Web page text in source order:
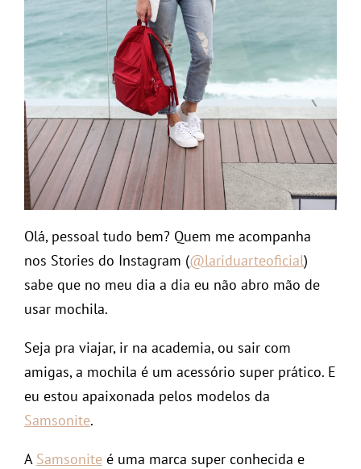
Olá, pessoal tudo bem? Quem me acompanha
nos Stories do Instagram (@lariduarteoficial)
sabe que no meu dia a dia eu não abro mão de
usar mochila.
Seja pra viajar, ir na academia, ou sair com
amigas, a mochila é um acessório super prático. E
eu estou apaixonada pelos modelos da
Samsonite.
A Samsonite é uma marca super conhecida e